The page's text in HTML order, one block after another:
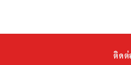
ติดต่